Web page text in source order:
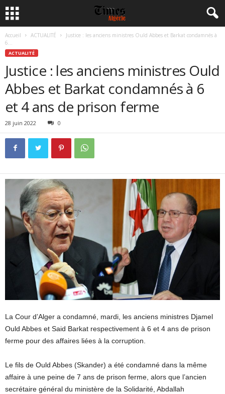
Accueil ACTUALITÉ
Justice : les anciens ministres Ould Abbes et Barkat condamnés à
6...
ACTUALITÉ
Justice : les anciens ministres Ould
Abbes et Barkat condamnés à 6
et 4 ans de prison ferme
28 juin 2022 0
La Cour d’Alger a condamné, mardi, les anciens ministres Djamel
Ould Abbes et Said Barkat respectivement à 6 et 4 ans de prison
ferme pour des affaires liées à la corruption.
Le fils de Ould Abbes (Skander) a été condamné dans la même
affaire à une peine de 7 ans de prison ferme, alors que l’ancien
secrétaire général du ministère de la Solidarité, Abdallah